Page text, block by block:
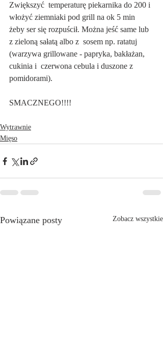
Zwiększyć  temperaturę piekarnika do 200 i
włożyć ziemniaki pod grill na ok 5 min
żeby ser się rozpuścił. Można jeść same lub
z zieloną sałatą albo z  sosem np. ratatuj
(warzywa grillowane - papryka, bakłażan,
cukinia i  czerwona cebula i duszone z
pomidorami).
SMACZNEGO!!!!
Wytrawnie
Mięso
Powiązane posty Zobacz wszystkie